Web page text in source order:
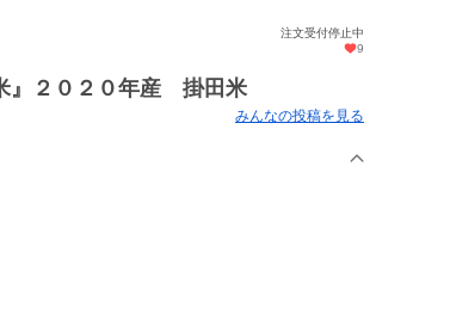
注文受付停止中
9
』２０２０年産 掛田米
みんなの投稿を見る